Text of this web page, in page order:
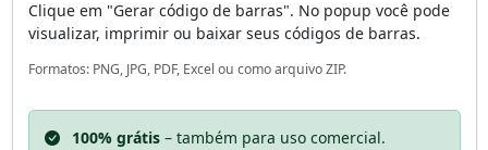
Clique em "Gerar código de barras". No popup você pode
visualizar, imprimir ou baixar seus códigos de barras.
Formatos: PNG, JPG, PDF, Excel ou como arquivo ZIP.
100% grátis– também para uso comercial.